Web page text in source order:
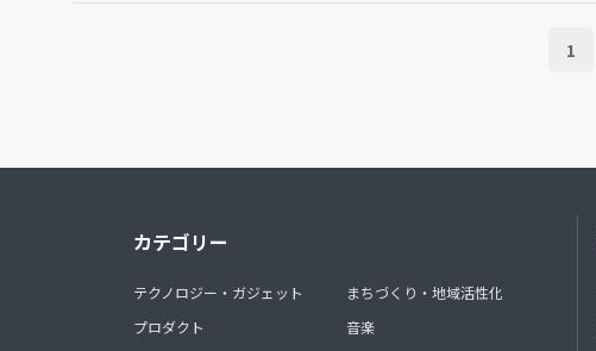
1
カテゴリー
テクノロジー・ガジェット
プロダクト
まちづくり・地域活性化
音楽